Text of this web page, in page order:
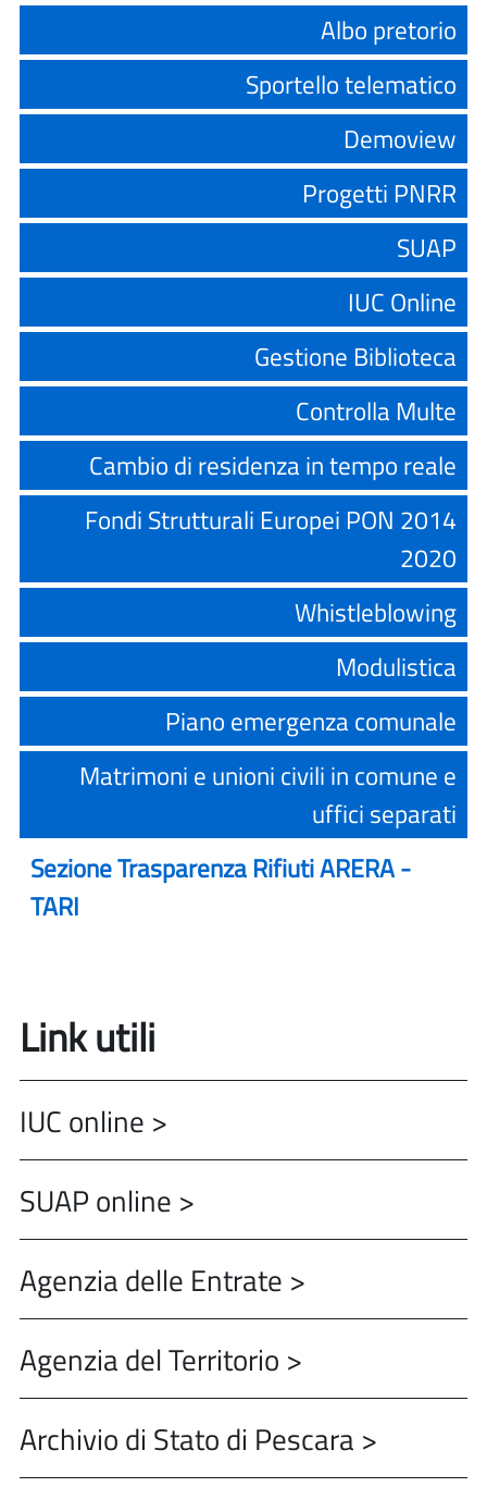
Albo pretorio
Sportello telematico
Demoview
Progetti PNRR
SUAP
IUC Online
Gestione Biblioteca
Controlla Multe
Cambio di residenza in tempo reale
Fondi Strutturali Europei PON 2014
2020
Whistleblowing
Modulistica
Piano emergenza comunale
Matrimoni e unioni civili in comune e
uffici separati
Sezione Trasparenza Rifiuti ARERA -
TARI
Link utili
IUC online >
SUAP online >
Agenzia delle Entrate >
Agenzia del Territorio >
Archivio di Stato di Pescara >